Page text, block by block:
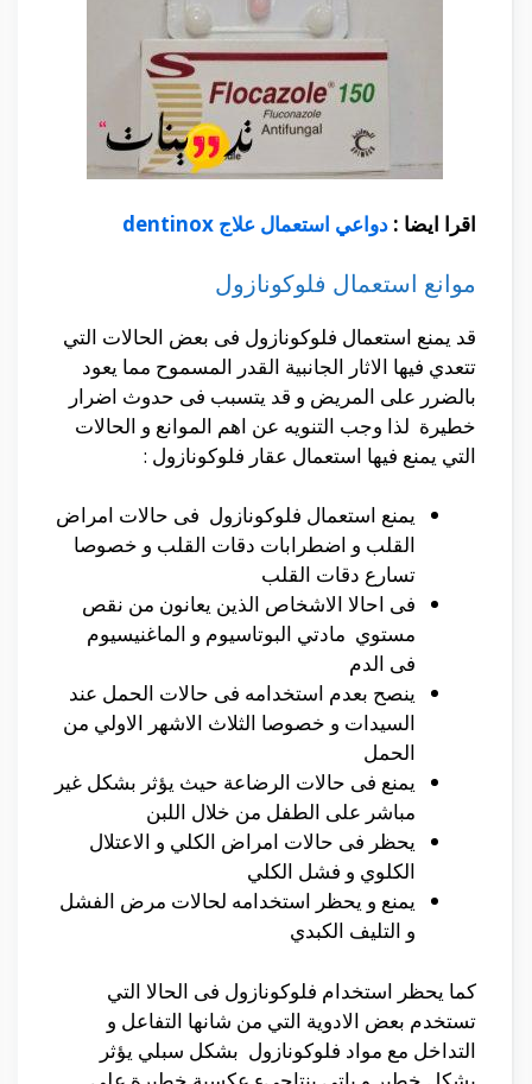
اقرا ايضا : دواعي استعمال علاج dentinox
موانع استعمال فلوكونازول
قد يمنع استعمال فلوكونازول فى بعض الحالات التي
تتعدي فيها الاثار الجانبية القدر المسموح مما يعود
بالضرر على المريض و قد يتسبب فى حدوث اضرار
خطيرة لذا وجب التنويه عن اهم الموانع و الحالات
التي يمنع فيها استعمال عقار فلوكونازول :
يمنع استعمال فلوكونازول فى حالات امراض
القلب و اضطرابات دقات القلب و خصوصا
تسارع دقات القلب
فى احالا الاشخاص الذين يعانون من نقص
مستوي مادتي البوتاسيوم و الماغنيسيوم
فى الدم
ينصح بعدم استخدامه فى حالات الحمل عند
السيدات و خصوصا الثلاث الاشهر الاولي من
الحمل
يمنع فى حالات الرضاعة حيث يؤثر بشكل غير
مباشر على الطفل من خلال اللبن
يحظر فى حالات امراض الكلي و الاعتلال
الكلوي و فشل الكلي
يمنع و يحظر استخدامه لحالات مرض الفشل
و التليف الكبدي
كما يحظر استخدام فلوكونازول فى الحالا التي
تستخدم بعض الادوية التي من شانها التفاعل و
التداخل مع مواد فلوكونازول بشكل سبلي يؤثر